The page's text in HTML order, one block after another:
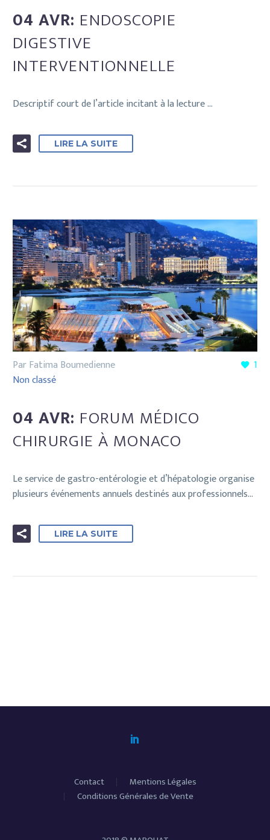
04 AVR: ENDOSCOPIE
DIGESTIVE
INTERVENTIONNELLE
Descriptif court de l’article incitant à la lecture …
LIRE LA SUITE
1
Par Fatima Boumedienne
Non classé
04 AVR: FORUM MÉDICO
CHIRURGIE À MONACO
Le service de gastro-entérologie et d’hépatologie organise
plusieurs événements annuels destinés aux professionnels…
LIRE LA SUITE
Contact
Mentions Légales
Conditions Générales de Vente